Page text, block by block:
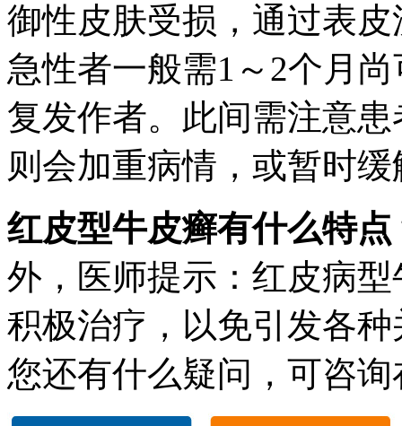
御性皮肤受损，通过表
急性者一般需1～2个月
复发作者。此间需注意
则会加重病情，或暂时
红皮型牛皮癣有什么特点
外，医师提示：红皮病
积极治疗，以免引发各
您还有什么疑问，可咨